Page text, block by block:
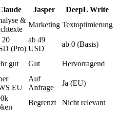
Jasper
DeepL Write
&
Marketing Textoptimierung
20
(Pro)
ab 49
USD
ab 0 (Basis)
gut Gut
Hervorragend
EU
Auf
Anfrage
Ja (EU)
Begrenzt
Nicht relevant